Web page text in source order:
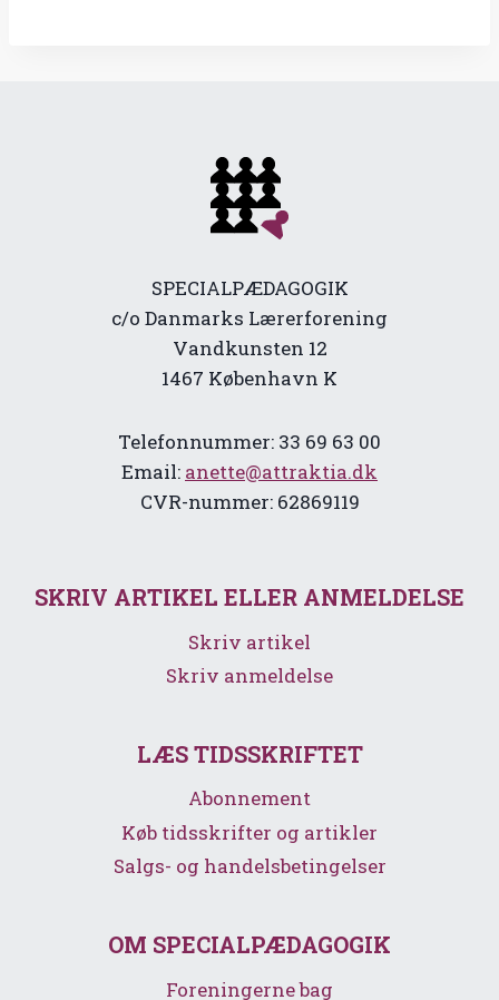
SPECIALPÆDAGOGIK
c/o Danmarks Lærerforening
Vandkunsten 12
1467 København K
Telefonnummer: 33 69 63 00
Email: anette@attraktia.dk
CVR-nummer: 62869119
SKRIV ARTIKEL ELLER ANMELDELSE
Skriv artikel
Skriv anmeldelse
LÆS TIDSSKRIFTET
Abonnement
Køb tidsskrifter og artikler
Salgs- og handelsbetingelser
OM SPECIALPÆDAGOGIK
Foreningerne bag